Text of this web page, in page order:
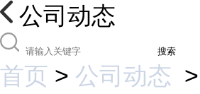
公司动态
搜索
首页 > 公司动态 >